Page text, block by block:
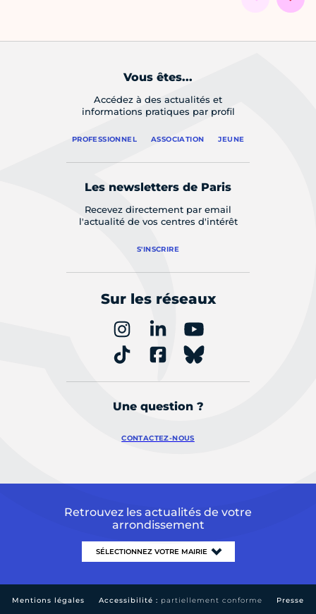
Vous êtes...
Accédez à des actualités et
informations pratiques par profil
PROFESSIONNEL ASSOCIATION JEUNE
Les newsletters de Paris
Recevez directement par email
l'actualité de vos centres d'intérêt
S'INSCRIRE
Sur les réseaux
Une question ?
CONTACTEZ-NOUS
Retrouvez les actualités de votre
arrondissement
Mentions légales Accessibilité : partiellement conforme Presse